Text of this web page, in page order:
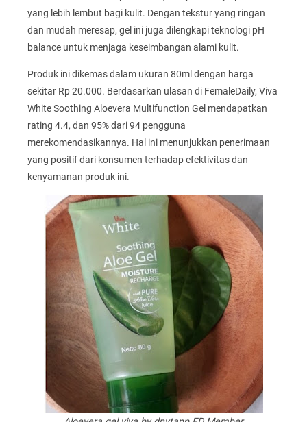
yang lebih lembut bagi kulit. Dengan tekstur yang ringan
dan mudah meresap, gel ini juga dilengkapi teknologi pH
balance untuk menjaga keseimbangan alami kulit.
Produk ini dikemas dalam ukuran 80ml dengan harga
sekitar Rp 20.000. Berdasarkan ulasan di FemaleDaily, Viva
White Soothing Aloevera Multifunction Gel mendapatkan
rating 4.4, dan 95% dari 94 pengguna
merekomendasikannya. Hal ini menunjukkan penerimaan
yang positif dari konsumen terhadap efektivitas dan
kenyamanan produk ini.